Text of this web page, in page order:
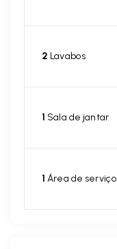
2 Lavabos
1 Sala de jantar
1 Área de serviço